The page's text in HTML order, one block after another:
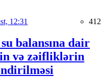
12:31 412
balansına dair
və zəifliklərin